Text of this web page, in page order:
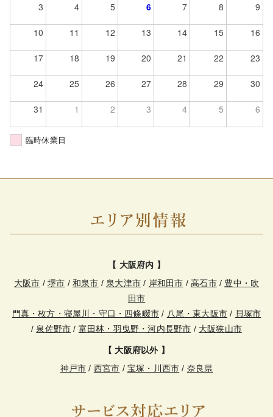
3 4 5 6 7 8 9
10 11 12 13 14 15 16
17 18 19 20 21 22 23
24 25 26 27 28 29 30
31 1 2 3 4 5 6
臨時休業日
【 大阪府内 】
大阪市 /堺市 /和泉市 / 泉大津市 / 岸和田市 /高石市/ 豊中・吹
田市
門真・枚方・寝屋川・守口・四條畷市 / 八尾・東大阪市 / 貝塚市
/ 泉佐野市 / 富田林・羽曳野・河内長野市 / 大阪狭山市
【 大阪府以外 】
神戸市 / 西宮市 / 宝塚・川西市 / 奈良県